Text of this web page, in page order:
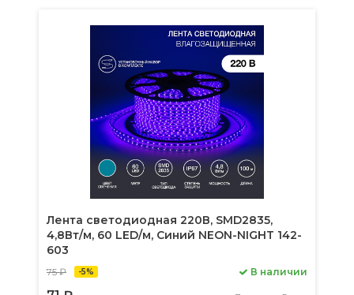
Лента светодиодная 220В, SMD2835,
4,8Вт/м, 60 LED/м, Синий NEON-NIGHT 142-
603
75 ₽ -5% В наличии